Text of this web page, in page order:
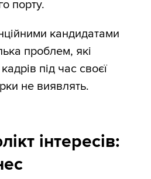
порту.
кандидатами
проблем, які
під час своєї
не виявлять.
інтересів: